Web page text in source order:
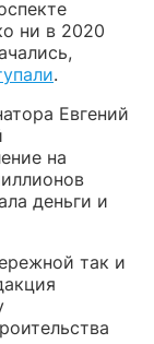
ни в 2020
.
Евгений
на
деньги и
так и